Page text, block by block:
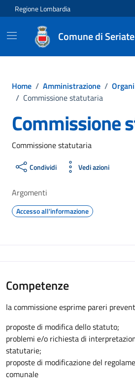
Vai ai contenuti
Vai al footer
Regione Lombardia
Comune di Seriate
Home / Amministrazione /
/ Commissione statutaria
Commissione
Commissione statutaria
Condividi Vedi azioni
Argomenti
Accesso all'informazione
Competenze
la commissione esprime pareri
proposte di modifica dello statuto;
problemi e/o richiesta di
statutarie;
proposte di modificazione del
comunale